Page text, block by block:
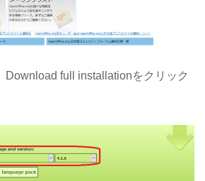
Download full installationをクリック